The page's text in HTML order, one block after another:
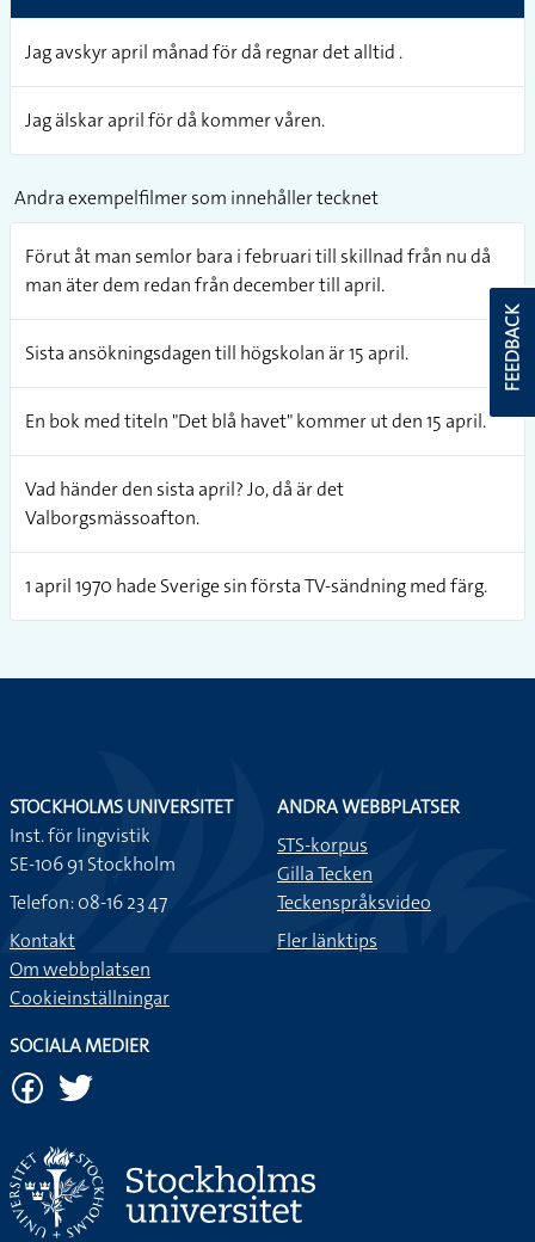
Jag avskyr april månad för då regnar det alltid .
Jag älskar april för då kommer våren.
Andra exempelfilmer som innehåller tecknet
Förut åt man semlor bara i februari till skillnad från nu då
man äter dem redan från december till april.
Sista ansökningsdagen till högskolan är 15 april.
En bok med titeln "Det blå havet" kommer ut den 15 april.
Vad händer den sista april? Jo, då är det
Valborgsmässoafton.
1 april 1970 hade Sverige sin första TV-sändning med färg.
FEEDBACK
STOCKHOLMS UNIVERSITET
Inst. för lingvistik
SE-106 91 Stockholm
Telefon: 08-16 23 47
Kontakt
Om webbplatsen
Cookieinställningar
ANDRA WEBBPLATSER
STS-korpus
Gilla Tecken
Teckenspråksvideo
Fler länktips
SOCIALA MEDIER